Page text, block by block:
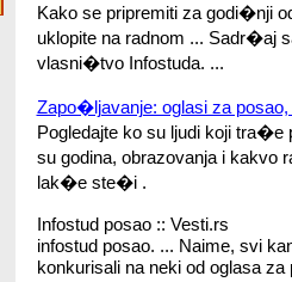
Kako se pripremiti za godi�nji
uklopite na radnom ... Sadr�aj
vlasni�tvo Infostuda. ...
Zapo�ljavanje: oglasi za
Pogledajte ko su ljudi koji tra�e
su godina, obrazovanja i
lak�e ste�i .
Infostud posao :: Vesti.rs
infostud posao. ... Naime, svi
konkurisali na neki od oglasa